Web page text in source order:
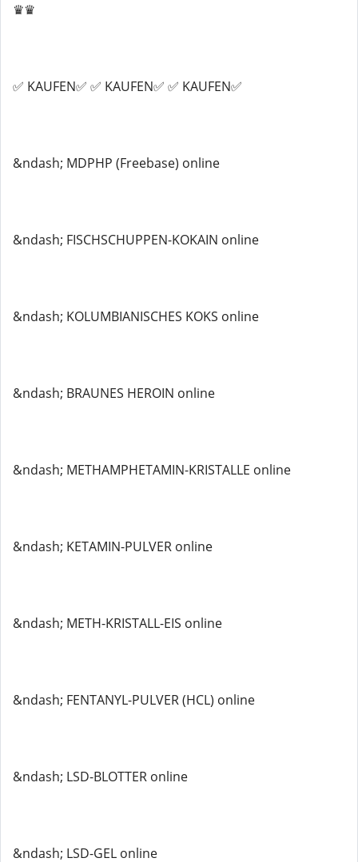
♛♛
✅ KAUFEN✅ ✅ KAUFEN✅ ✅ KAUFEN✅
&ndash; MDPHP (Freebase) online
&ndash; FISCHSCHUPPEN-KOKAIN online
&ndash; KOLUMBIANISCHES KOKS online
&ndash; BRAUNES HEROIN online
&ndash; METHAMPHETAMIN-KRISTALLE online
&ndash; KETAMIN-PULVER online
&ndash; METH-KRISTALL-EIS online
&ndash; FENTANYL-PULVER (HCL) online
&ndash; LSD-BLOTTER online
&ndash; LSD-GEL online